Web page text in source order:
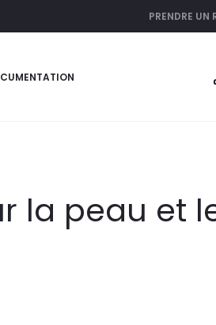
PRENDRE UN
la peau et